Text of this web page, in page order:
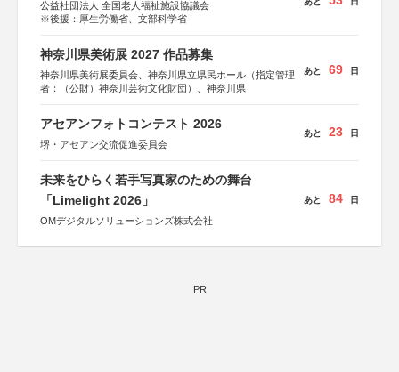
公益社団法人 全国老人福祉施設協議会
※後援：厚生労働省、文部科学省
神奈川県美術展 2027 作品募集
神奈川県美術展委員会、神奈川県立県民ホール（指定管理
者：（公財）神奈川芸術文化財団）、神奈川県
あと 69 日
アセアンフォトコンテスト 2026
堺・アセアン交流促進委員会
あと 23 日
未来をひらく若手写真家のための舞台
「Limelight 2026」
OMデジタルソリューションズ株式会社
あと 84 日
PR